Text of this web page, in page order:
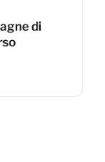
di